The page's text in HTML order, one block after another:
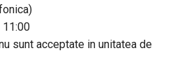
11:00
sunt acceptate in unitatea de